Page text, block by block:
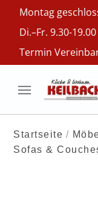
Montag
Di.–Fr. 9.30-
Termin
Startseite
Sofas &